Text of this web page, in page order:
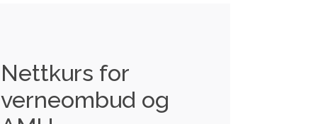
Nettkurs for
verneombud og